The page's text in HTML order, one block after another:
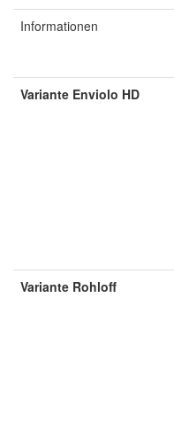
Informationen
Variante Enviolo HD
Variante Rohloff